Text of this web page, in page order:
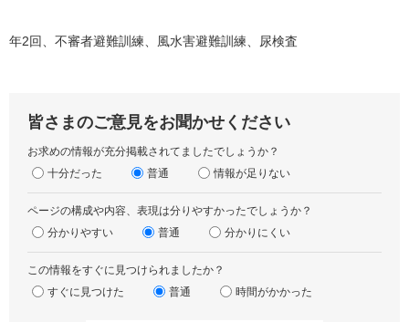
年2回、不審者避難訓練、風水害避難訓練、尿検査
皆さまのご意見をお聞かせください
お求めの情報が充分掲載されてましたでしょうか？
十分だった
普通 情報が足りない
ページの構成や内容、表現は分りやすかったでしょうか？
分かりやすい
普通 分かりにくい
この情報をすぐに見つけられましたか？
すぐに見つけた
普通 時間がかかった